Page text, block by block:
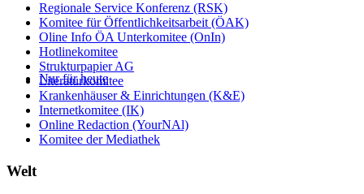
Nur für heute
Regionale Service Konferenz (RSK)
Komitee für Öffentlichkeitsarbeit (ÖAK)
Oline Info ÖA Unterkomitee (OnIn)
Hotlinekomitee
Strukturpapier AG
Literaturkomitee
Krankenhäuser & Einrichtungen (K&E)
Internetkomitee (IK)
Online Redaction (YourNAl)
Komitee der Mediathek
Welt